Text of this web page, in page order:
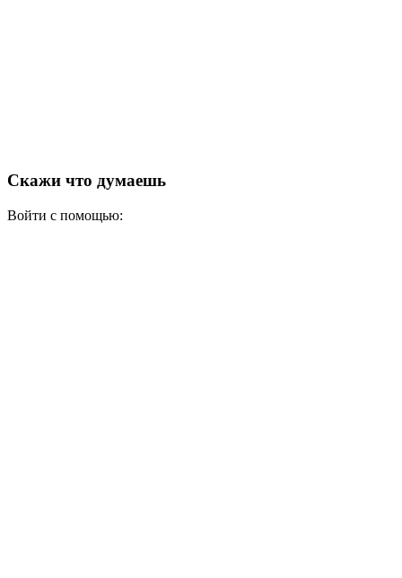
Скажи что думаешь
Войти с помощью: